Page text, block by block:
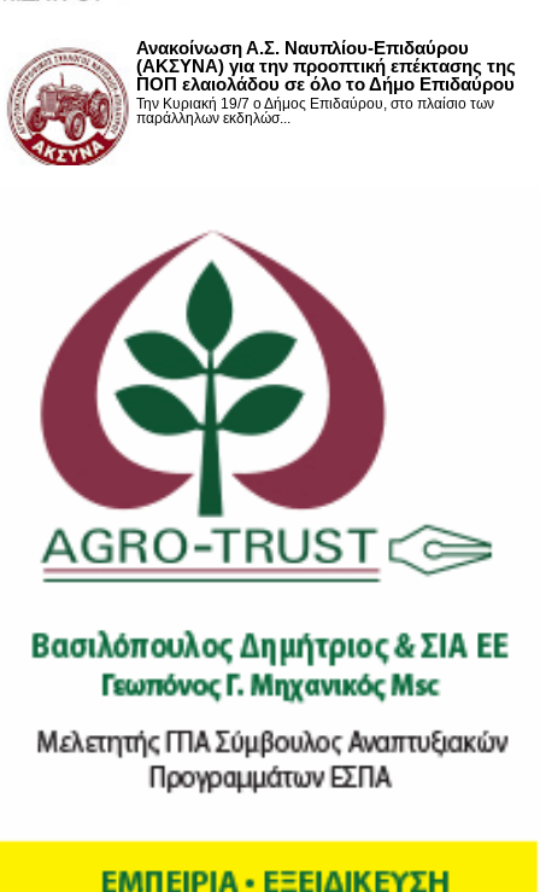
Ανακοίνωση Α.Σ. Ναυπλίου-Επιδαύρου
(ΑΚΣΥΝΑ) για την προοπτική επέκτασης της
ΠΟΠ ελαιολάδου σε όλο το Δήμο Επιδαύρου
Την Κυριακή 19/7 ο Δήμος Επιδαύρου, στο πλαίσιο των
παράλληλων εκδηλώσ...